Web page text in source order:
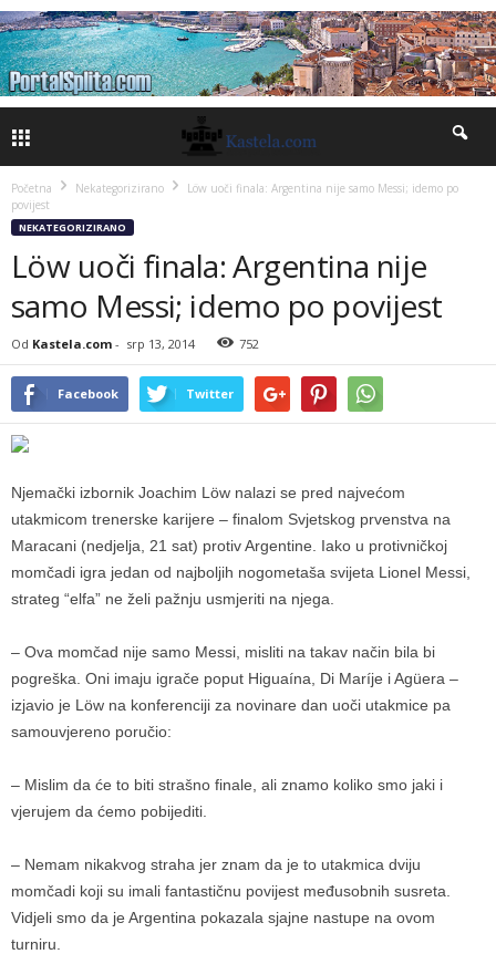
Početna Nekategorizirano
Löw uoči finala: Argentina nije samo Messi; idemo po
povijest
NEKATEGORIZIRANO
Löw uoči finala: Argentina nije
samo Messi; idemo po povijest
Od Kastela.com - srp 13, 2014 752
Facebook Twitter
Njemački izbornik Joachim Löw nalazi se pred najvećom
utakmicom trenerske karijere – finalom Svjetskog prvenstva na
Maracani (nedjelja, 21 sat) protiv Argentine. Iako u protivničkoj
momčadi igra jedan od najboljih nogometaša svijeta Lionel Messi,
strateg “elfa” ne želi pažnju usmjeriti na njega.
– Ova momčad nije samo Messi, misliti na takav način bila bi
pogreška. Oni imaju igrače poput Higuaína, Di Maríje i Agüera –
izjavio je Löw na konferenciji za novinare dan uoči utakmice pa
samouvjereno poručio:
– Mislim da će to biti strašno finale, ali znamo koliko smo jaki i
vjerujem da ćemo pobijediti.
– Nemam nikakvog straha jer znam da je to utakmica dviju
momčadi koji su imali fantastičnu povijest međusobnih susreta.
Vidjeli smo da je Argentina pokazala sjajne nastupe na ovom
turniru.